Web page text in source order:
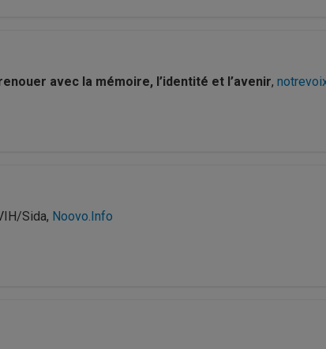
avec la mémoire, l’identité et l’avenir,
Sida, Noovo.Info